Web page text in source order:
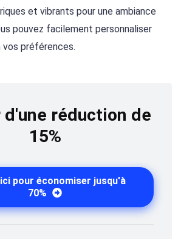
et vibrants pour une ambiance
pouvez facilement personnaliser
préférences.
réduction de
15%
pour économiser jusqu'à
70%